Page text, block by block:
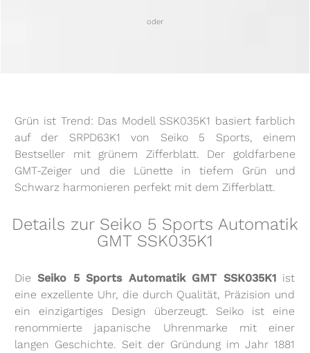
oder
Grün ist Trend: Das Modell SSK035K1 basiert farblich
auf der SRPD63K1 von Seiko 5 Sports, einem
Bestseller mit grünem Zifferblatt. Der goldfarbene
GMT-Zeiger und die Lünette in tiefem Grün und
Schwarz harmonieren perfekt mit dem Zifferblatt.
Details zur Seiko 5 Sports Automatik
GMT SSK035K1
DieSeiko 5 Sports Automatik GMT SSK035K1 ist
eine exzellente Uhr, die durch Qualität, Präzision und
ein einzigartiges Design überzeugt. Seiko ist eine
renommierte japanische Uhrenmarke mit einer
langen Geschichte. Seit der Gründung im Jahr 1881